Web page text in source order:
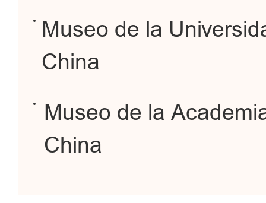
Museo de la
China
Museo de la
China